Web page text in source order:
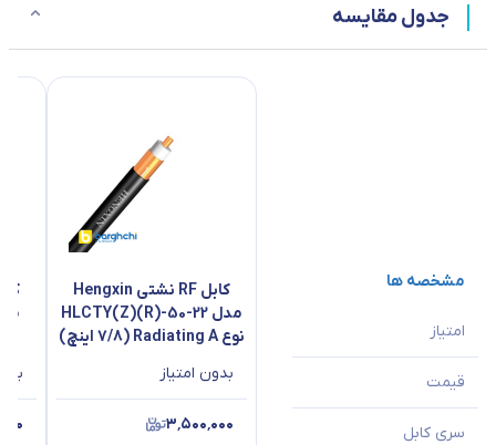
جدول مقایسه
مشخصه ها
امتیاز
قیمت
سری کابل
کابل RF نشتی Hengxin
مدل HLCTY(Z)(R)-50-22
نوع Radiating A (7/8 اینچ)
بدون امتیاز
۳٬۵۰۰٬۰۰۰